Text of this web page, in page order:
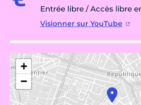
Entrée libre / Accès libre
Visionner sur YouTube
+
−